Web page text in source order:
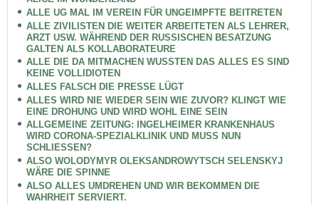
ALLE UG MAL IM VEREIN FÜR UNGEIMPFTE BEITRETEN
ALLE ZIVILISTEN DIE WEITER ARBEITETEN ALS LEHRER,
ARZT USW. WÄHREND DER RUSSISCHEN BESATZUNG
GALTEN ALS KOLLABORATEURE
ALLE DIE DA MITMACHEN WUSSTEN DAS ALLES ES SIND
KEINE VOLLIDIOTEN
ALLES FALSCH DIE PRESSE LÜGT
ALLES WIRD NIE WIEDER SEIN WIE ZUVOR? KLINGT WIE
EINE DROHUNG UND WIRD WOHL EINE SEIN
ALLGEMEINE ZEITUNG: INGELHEIMER KRANKENHAUS
WIRD CORONA-SPEZIALKLINIK UND MUSS NUN
SCHLIESSEN?
ALSO WOLODYMYR OLEKSANDROWYTSCH SELENSKYJ
WÄRE DIE SPINNE
ALSO ALLES UMDREHEN UND WIR BEKOMMEN DIE
WAHRHEIT SERVIERT.